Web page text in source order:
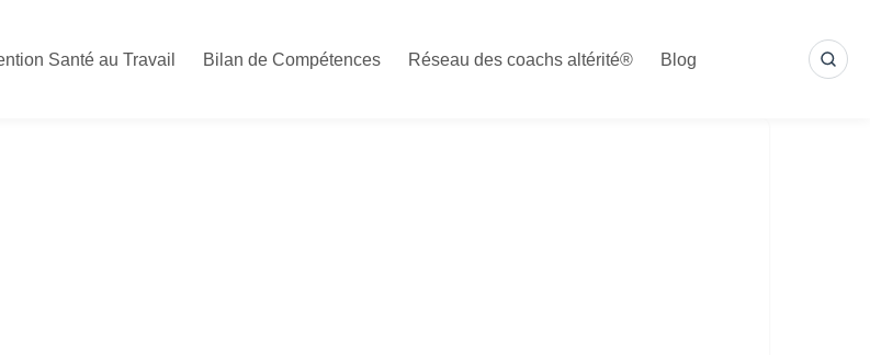
Santé au Travail Bilan de Compétences Réseau des coachs altérité® Blog